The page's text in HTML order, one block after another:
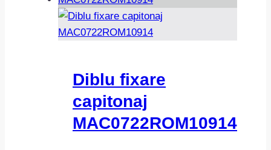
Diblu fixare
capitonaj
MAC0722ROM10914